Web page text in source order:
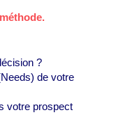
?
Needs) de votre
votre prospect